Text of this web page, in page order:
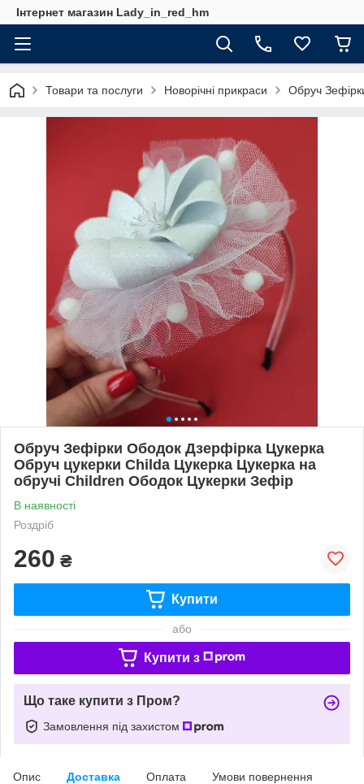
Інтернет магазин Lady_in_red_hm
Товари та послуги Новорічні прикраси Обруч
Обруч Зефірки Ободок Дзерфірка Цукерка
Обруч цукерки Childa Цукерка Цукерка на
обручі Children Ободок Цукерки Зефір
В наявності
Роздріб
260 ₴
Купити
або
Купити з
Що таке купити з Пром?
Замовлення під захистом
Опис Доставка Оплата Умови повернення